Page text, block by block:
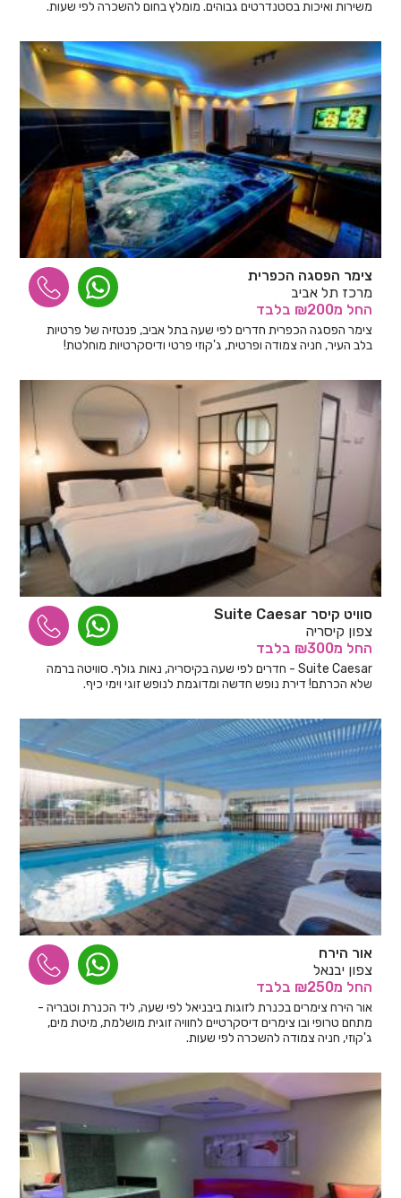
משירות ואיכות בסטנדרטים גבוהים. מומלץ בחום להשכרה לפי שעות.
צימר הפסגה הכפרית
מרכז תל אביב
החל מ₪200 בלבד
צימר הפסגה הכפרית חדרים לפי שעה בתל אביב, פנטזיה של פרטיות
בלב העיר, חניה צמודה ופרטית, ג'קוזי פרטי ודיסקרטיות מוחלטת!
סוויט קיסר Suite Caesar
צפון קיסריה
החל מ₪300 בלבד
Suite Caesar - חדרים לפי שעה בקיסריה, נאות גולף. סוויטה ברמה
שלא הכרתם! דירת נופש חדשה ומדוגמת לנופש זוגי וימי כיף.
אור הירח
צפון יבנאל
החל מ₪250 בלבד
אור הירח צימרים בכנרת לזוגות ביבניאל לפי שעה, ליד הכנרת וטבריה -
מתחם טרופי ובו צימרים דיסקרטיים לחוויה זוגית מושלמת, מיטת מים,
ג'קוזי, חניה צמודה להשכרה לפי שעות.